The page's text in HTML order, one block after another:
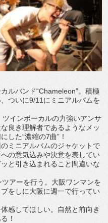
ルバンド“Chameleon”。積極
ついに9/11にミニアルバムを
インボーカルの力強いアンサ
良き理解者であるようなメッ
した“濃縮の7曲”！
ミニアルバムのジャケットで
の意気込みや決意を表してい
と引き込まれること間違いな
アーを行う。大阪ワンマンを
をしに大阪に週一で行ってい
感してほしい。自然と前向き
！